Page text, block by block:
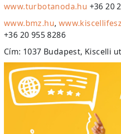
www.turbotanoda.hu +36 20
www.bmz.hu,
+36 20 955 8286
Cím: 1037 Budapest, Kiscelli